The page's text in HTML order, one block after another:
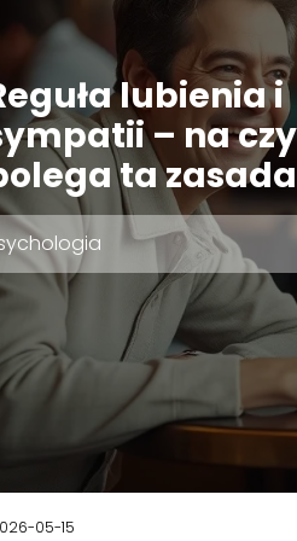
lubienia i
– na
ta
05-15